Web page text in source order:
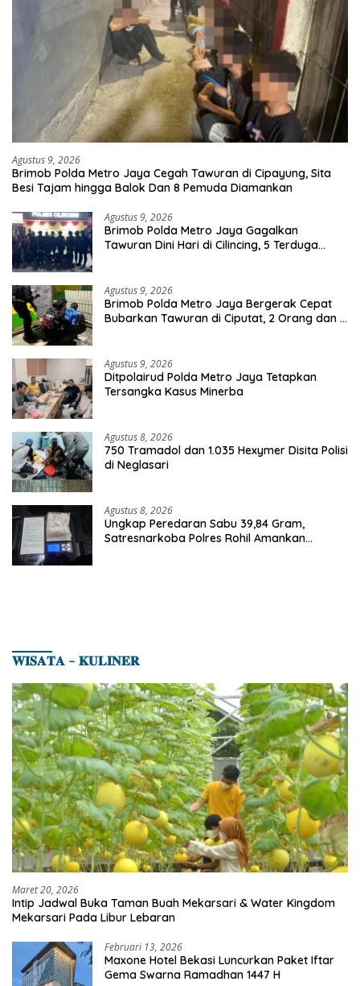
Agustus 9, 2026
Brimob Polda Metro Jaya Cegah Tawuran di Cipayung, Sita
Besi Tajam hingga Balok Dan 8 Pemuda Diamankan
Agustus 9, 2026
Brimob Polda Metro Jaya Gagalkan
Tawuran Dini Hari di Cilincing, 5 Terduga
Agustus 9, 2026
Brimob Polda Metro Jaya Bergerak Cepat
Bubarkan Tawuran di Ciputat, 2 Orang dan 3
Agustus 9, 2026
Ditpolairud Polda Metro Jaya Tetapkan
Tersangka Kasus Minerba
Agustus 8, 2026
750 Tramadol dan 1.035 Hexymer Disita Polisi
di Neglasari
Agustus 8, 2026
Ungkap Peredaran Sabu 39,84 Gram,
Satresnarkoba Polres Rohil Amankan
𝐖𝐈𝐒𝐀𝐓𝐀 – 𝐊𝐔𝐋𝐈𝐍𝐄𝐑
Maret 20, 2026
Intip Jadwal Buka Taman Buah Mekarsari & Water Kingdom
Mekarsari Pada Libur Lebaran
Februari 13, 2026
Maxone Hotel Bekasi Luncurkan Paket Iftar
Gema Swarna Ramadhan 1447 H